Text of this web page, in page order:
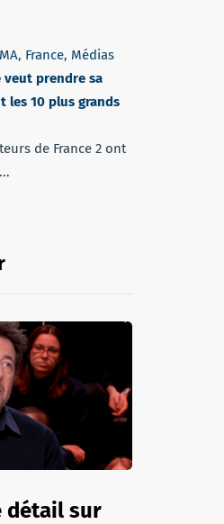
, France, Médias
veut prendre sa
les 10 plus grands
de France 2 ont
détail sur